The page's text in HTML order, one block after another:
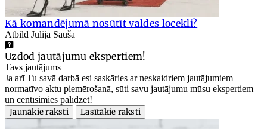
Kā komandējumā nosūtīt valdes locekli?
Atbild Jūlija Sauša
Uzdod jautājumu ekspertiem!
Tavs jautājums
Ja arī Tu savā darbā esi saskāries ar neskaidriem jautājumiem
normatīvo aktu piemērošanā, sūti savu jautājumu mūsu ekspertiem
un centīsimies palīdzēt!
Jaunākie raksti
Lasītākie raksti